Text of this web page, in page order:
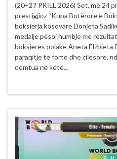
(20–27 PRILL 2026) Sot, më 24
prestigjioz “Kupa Botërore e
boksierja kosovare Donjeta
medalje pësoi humbje me
boksieres polake Aneta Elżbieta
paraqitje të fortë dhe cilësore,
dëmtua në këtë…